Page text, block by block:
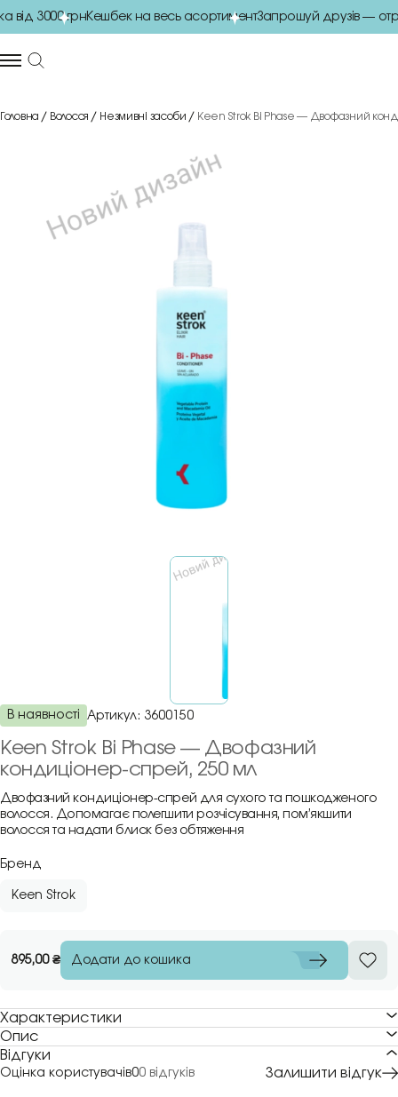
3000 грнКешбек на весь асортиментЗапрошуй друзів —
Головна Волосся Незмивні засоби Keen Strok Bi Phase — Двофазний
В наявності Артикул: 3600150
Keen Strok Bi Phase — Двофазний
кондиціонер-спрей, 250 мл
Двофазний кондиціонер-спрей для сухого та пошкодженого
волосся. Допомагає полегшити розчісування, пом’якшити
волосся та надати блиск без обтяження
Бренд
Keen Strok
895,00₴ Додати до кошика
Характеристики
Опис
Відгуки
Оцінка користувачів00 відгуків Залишити відгук